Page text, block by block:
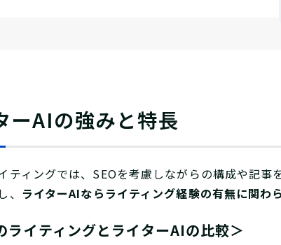
ーAIの強みと特長
ティングでは、SEOを考慮しながらの構成や記
ライターAIならライティング経験の有無に関
ライティングとライターAIの比較＞